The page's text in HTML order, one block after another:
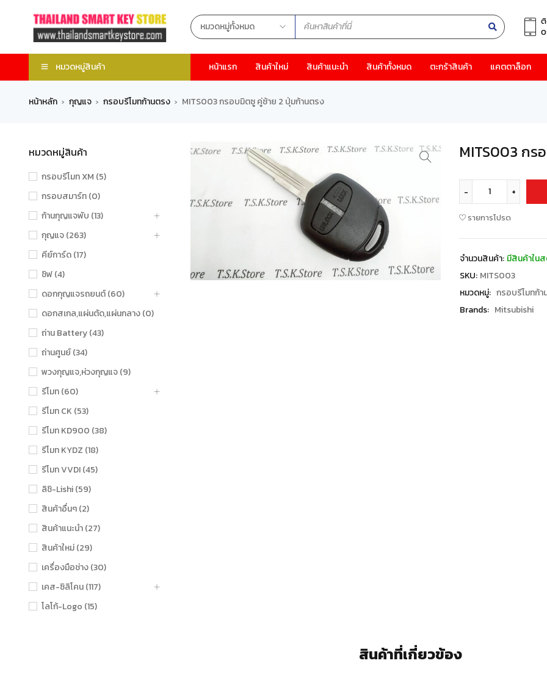
หมวดหมู่สินค้า หน้าแรก สินค้าใหม่ สินค้าแนะนำ สินค้าทั้งหมด ตะกร้าสินค้า แคตตาล็อก
หน้าหลัก › กุญแจ › กรอบรีโมทก้านตรง › MITS003 กรอบมิตซู คู่ซ้าย 2 ปุ่มก้านตรง
หมวดหมู่สินค้า
กรอบรีโมท XM (5)
กรอบสมาร์ท (0)
ก้านกุญแจพับ (13)
กุญแจ (263)
คีย์การ์ด (17)
ชิฟ (4)
ดอกกุญแจรถยนต์ (60)
ดอกสเกล,แผ่นตัด,แผ่นกลาง (0)
ถ่าน Battery (43)
ถ่านศูนย์ (34)
พวงกุญแจ,ห่วงกุญแจ (9)
รีโมท (60)
รีโมท CK (53)
รีโมท KD900 (38)
รีโมท KYDZ (18)
รีโมท VVDI (45)
ลิชิ-Lishi (59)
สินค้าอื่นๆ (2)
สินค้าแนะนำ (27)
สินค้าใหม่ (29)
เครื่องมือช่าง (30)
เคส-ซิลิโคน (117)
โลโก้-Logo (15)
MITS003 ก
รายการโปรด
จำนวนสินค้า: มีสินค้าใน
SKU: MITS003
หมวดหมู่: กรอบรีโมทก้า
Brands: Mitsubishi
สินค้าที่เกี่ยวข้อง